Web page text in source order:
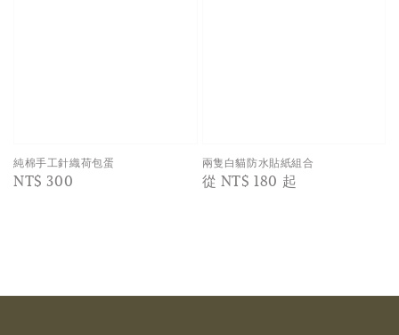
純棉手工針織荷包蛋
Regular
NT$ 300
兩隻白貓防水貼紙組合
Regular
從 NT$ 180 起